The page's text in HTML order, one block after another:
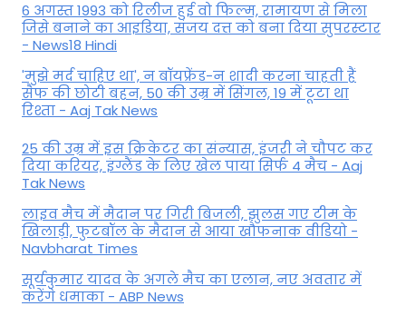
6 अगस्त 1993 को रिलीज हुई वो फिल्म, रामायण से मिला
जिसे बनाने का आइडिया, संजय दत्त को बना दिया सुपरस्टार
- News18 Hindi
'मुझे मर्द चाहिए था', न बॉयफ्रेंड-न शादी करना चाहती हैं
सैफ की छोटी बहन, 50 की उम्र में सिंगल, 19 में टूटा था
रिश्ता - Aaj Tak News
25 की उम्र में इस क्रिकेटर का संन्यास, इंजरी ने चौपट कर
दिया करियर, इंग्लैंड के लिए खेल पाया सिर्फ 4 मैच - Aaj
Tak News
लाइव मैच में मैदान पर गिरी बिजली, झुलस गए टीम के
खिलाड़ी, फुटबॉल के मैदान से आया खौफनाक वीडियो -
Navbharat Times
सूर्यकुमार यादव के अगले मैच का एलान, नए अवतार में
करेंगे धमाका - ABP News